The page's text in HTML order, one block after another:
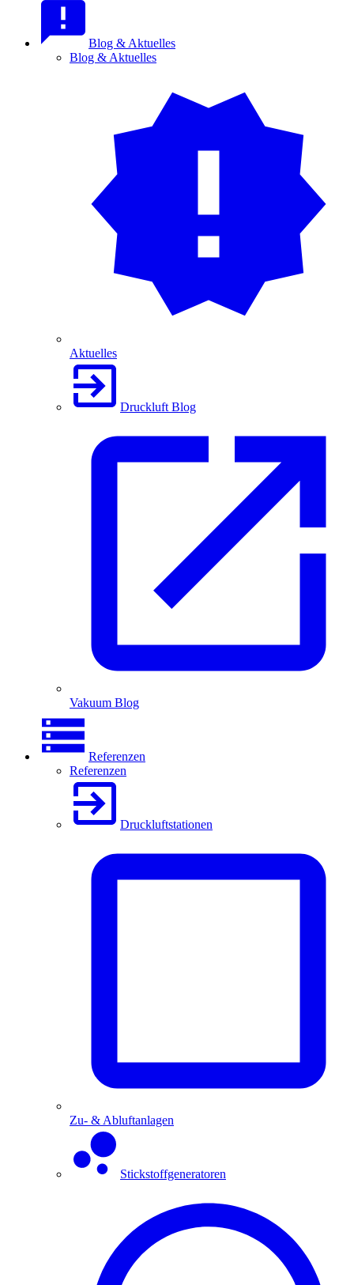
Blog & Aktuelles
Blog & Aktuelles
Aktuelles
Druckluft Blog
Vakuum Blog
Referenzen
Referenzen
Druckluftstationen
Zu- & Abluftanlagen
Stickstoffgeneratoren